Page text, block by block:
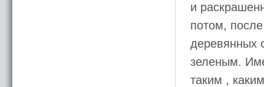
и
потом,
деревянных
зеленым.
таким ,